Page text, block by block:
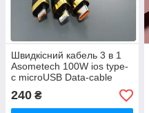
Швидкісний кабель 3 в 1
Asometech 100W ios type-
c microUSB Data-cable
240 ₴